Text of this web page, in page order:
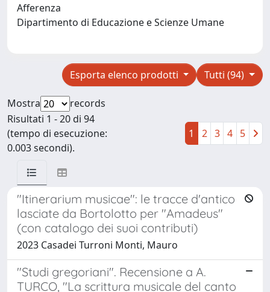
Afferenza
Dipartimento di Educazione e Scienze Umane
Tutti (94)
Esporta elenco prodotti
Mostra
records
Risultati 1 - 20 di 94
(tempo di esecuzione:
0.003 secondi).
1 2 3 4 5
"Itinerarium musicae": le tracce d'antico
lasciate da Bortolotto per "Amadeus"
(con catalogo dei suoi contributi)
2023 Casadei Turroni Monti, Mauro
"Studi gregoriani". Recensione a A.
TURCO, "La scrittura musicale del canto